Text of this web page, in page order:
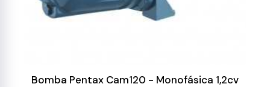
Bomba Pentax Cam120 - Monofásica 1,2cv